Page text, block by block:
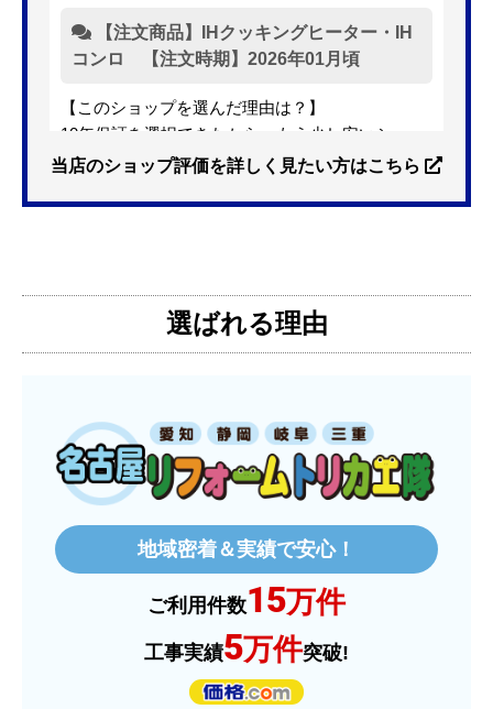
【注文商品】IHクッキングヒーター・IH
コンロ 【注文時期】2026年01月頃
【このショップを選んだ理由は？】
10年保証を選択できたから。もう少し安いショッ
プも有ったが、5年保証しかなかった。
【その他感想・コメント】
ものおきものおきさん
2025年12月26日 18:45
欲しい商品をスムーズに注文できましたか？
はい
ショップからの連絡や対応は適切でしたか？
商品の梱包は必要十分なものでしたか？
当店のショップ評価を詳しく見たい方はこちら
選ばれる理由
地域密着＆実績で安心！
ご利用件数15万件
工事実績5万件突破!